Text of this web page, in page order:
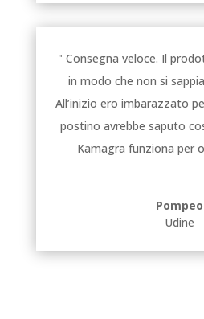
" Consegna veloce. Il
in modo che non si
All’inizio ero imbarazzato
postino avrebbe saputo
Kamagra funziona per
Pompeo
Udine